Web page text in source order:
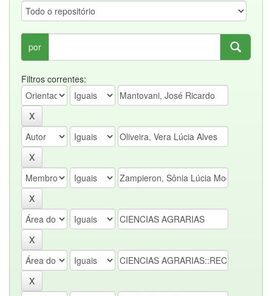
por
Filtros correntes: